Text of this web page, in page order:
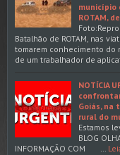
município
ROTAM,
Batalhão de ROTAM, nas
tomarem conhecimento do
de um trabalhador de
NOTÍCIA
Goiás, na
rural do
Estamos
BLOG
INFORMAÇÃO COM …